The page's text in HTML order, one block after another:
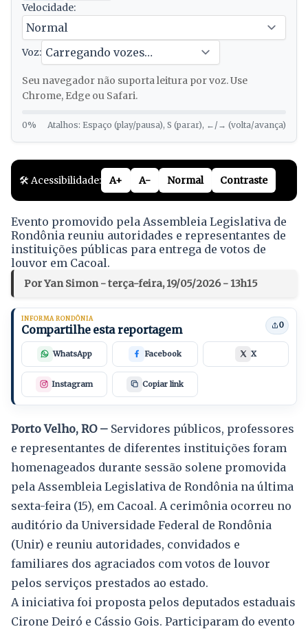
Velocidade:
Voz:
Seu navegador não suporta leitura por voz. Use
Chrome, Edge ou Safari.
0% Atalhos: Espaço (play/pausa), S (parar), ←/→ (volta/avança)
🛠️ Acessibilidade: A+ A- Normal Contraste
Evento promovido pela Assembleia Legislativa de
Rondônia reuniu autoridades e representantes de
instituições públicas para entrega de votos de
louvor em Cacoal.
Por Yan Simon - terça-feira, 19/05/2026 - 13h15
INFORMA RONDÔNIA
Compartilhe esta reportagem 0
WhatsApp Facebook X
Instagram Copiar link
Porto Velho, RO – Servidores públicos, professores
e representantes de diferentes instituições foram
homenageados durante sessão solene promovida
pela Assembleia Legislativa de Rondônia na última
sexta-feira (15), em Cacoal. A cerimônia ocorreu no
auditório da Universidade Federal de Rondônia
(Unir) e reuniu autoridades, convidados e
familiares dos agraciados com votos de louvor
pelos serviços prestados ao estado.
A iniciativa foi proposta pelos deputados estaduais
Cirone Deiró e Cássio Gois. Participaram do evento